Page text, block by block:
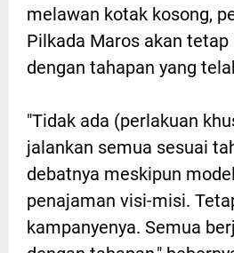
melawan kotak kosong,
Pilkada Maros akan
dengan tahapan yang
"Tidak ada (perlakuan
jalankan semua sesuai
debatnya meskipun
penajaman visi-misi.
kampanyenya. Semua